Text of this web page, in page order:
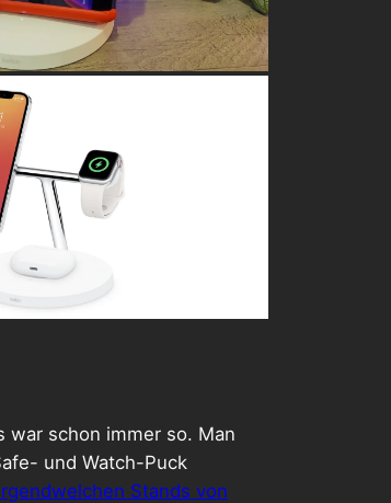
war schon immer so. Man
und Watch-Puck
Stands von